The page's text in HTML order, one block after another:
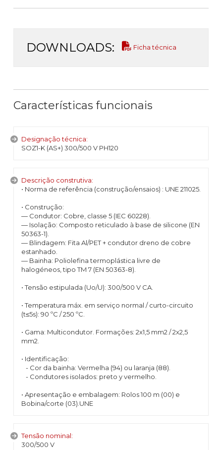
DOWNLOADS: Ficha técnica
Características funcionais
Designação técnica:
SOZ1-K (AS+) 300/500 V PH120
Descrição construtiva:
• Norma de referência (construção/ensaios) : UNE 211025.
• Construção:
— Condutor: Cobre, classe 5 (IEC 60228).
— Isolação: Composto reticulado à base de silicone (EN
50363-1).
— Blindagem: Fita Al/PET + condutor dreno de cobre
estanhado.
— Bainha: Poliolefina termoplástica livre de
halogéneos, tipo TM 7 (EN 50363-8).
• Tensão estipulada (Uo/U): 300/500 V CA.
• Temperatura máx. em serviço normal / curto-circuito
(t≤5s): 90 ºC / 250 ºC.
• Gama: Multicondutor. Formações: 2x1,5 mm2 / 2x2,5
mm2.
• Identificação:
- Cor da bainha: Vermelha (94) ou laranja (88).
- Condutores isolados: preto y vermelho.
• Apresentação e embalagem: Rolos 100 m (00) e
Bobina/corte (03).UNE
Tensão nominal:
300/500 V